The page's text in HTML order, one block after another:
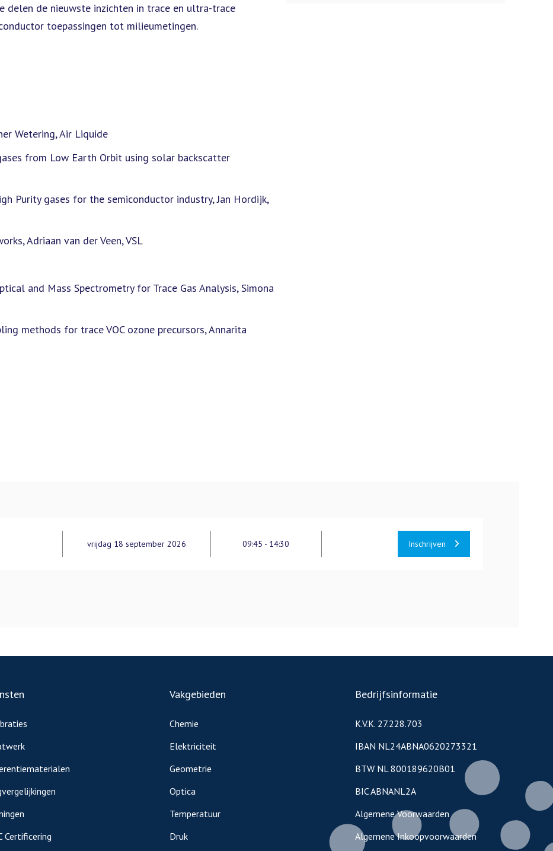
delen de nieuwste inzichten in trace en ultra-trace
toepassingen tot milieumetingen.
Wetering, Air Liquide
from Low Earth Orbit using solar backscatter
Purity gases for the semiconductor industry, Jan Hordijk,
Adriaan van der Veen, VSL
and Mass Spectrometry for Trace Gas Analysis, Simona
methods for trace VOC ozone precursors, Annarita
vrijdag 18 september 2026 09:45 - 14:30 Inschrijven
Certificering
Vakgebieden
Chemie
Elektriciteit
Geometrie
Optica
Temperatuur
Druk
Bedrijfsinformatie
K.V.K. 27.228.703
IBAN NL24ABNA0620273321
BTW NL 800189620B01
BIC ABNANL2A
Algemene Voorwaarden
Algemene Inkoopvoorwaarden